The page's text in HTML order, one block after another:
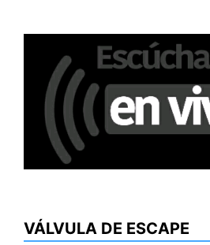
VÁLVULA DE ESCAPE